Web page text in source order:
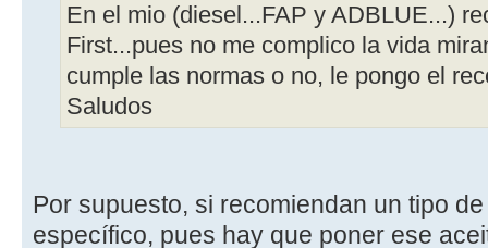
En el mio (diesel...FAP y ADBLUE...)
First...pues no me complico la vida
cumple las normas o no, le pongo el
Saludos
Por supuesto, si recomiendan un tipo
específico, pues hay que poner ese